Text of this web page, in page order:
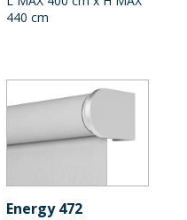
440 cm
Energy 472